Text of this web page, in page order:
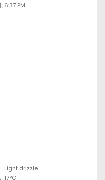
6:37 PM
Light drizzle
17°C